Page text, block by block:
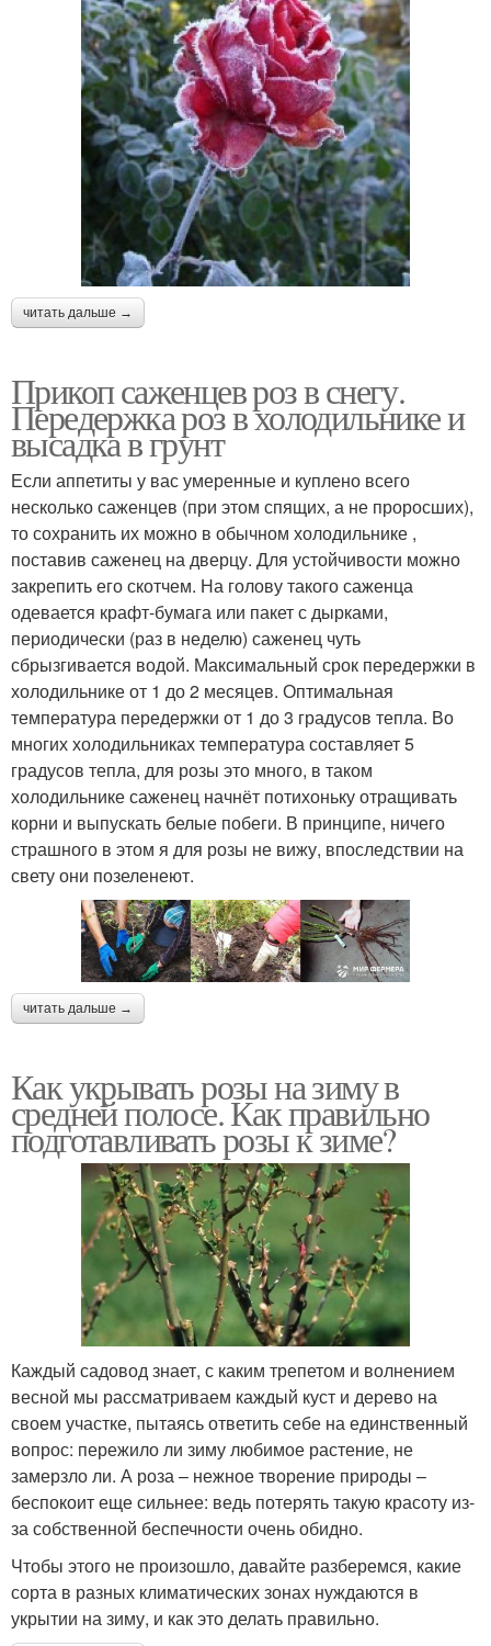
читать дальше →
Прикоп саженцев роз в снегу.
Передержка роз в холодильнике и
высадка в грунт
Если аппетиты у вас умеренные и куплено всего
несколько саженцев (при этом спящих, а не проросших),
то сохранить их можно в обычном холодильнике ,
поставив саженец на дверцу. Для устойчивости можно
закрепить его скотчем. На голову такого саженца
одевается крафт-бумага или пакет с дырками,
периодически (раз в неделю) саженец чуть
сбрызгивается водой. Максимальный срок передержки в
холодильнике от 1 до 2 месяцев. Оптимальная
температура передержки от 1 до 3 градусов тепла. Во
многих холодильниках температура составляет 5
градусов тепла, для розы это много, в таком
холодильнике саженец начнёт потихоньку отращивать
корни и выпускать белые побеги. В принципе, ничего
страшного в этом я для розы не вижу, впоследствии на
свету они позеленеют.
читать дальше →
Как укрывать розы на зиму в
средней полосе. Как правильно
подготавливать розы к зиме?
Каждый садовод знает, с каким трепетом и волнением
весной мы рассматриваем каждый куст и дерево на
своем участке, пытаясь ответить себе на единственный
вопрос: пережило ли зиму любимое растение, не
замерзло ли. А роза – нежное творение природы –
беспокоит еще сильнее: ведь потерять такую красоту из-
за собственной беспечности очень обидно.
Чтобы этого не произошло, давайте разберемся, какие
сорта в разных климатических зонах нуждаются в
укрытии на зиму, и как это делать правильно.